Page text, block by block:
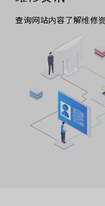
查询网站内容了解维修